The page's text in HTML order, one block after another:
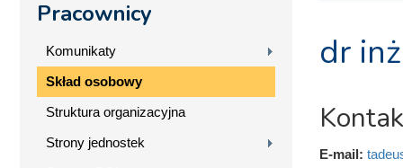
Pracownicy
Komunikaty
Skład osobowy
Struktura organizacyjna
Strony jednostek
dr
E-mail: